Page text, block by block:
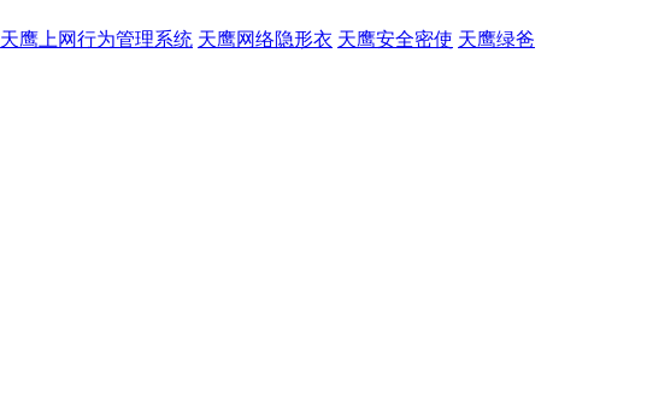
天鹰上网行为管理系统 天鹰网络隐形衣 天鹰安全密使 天鹰绿爸